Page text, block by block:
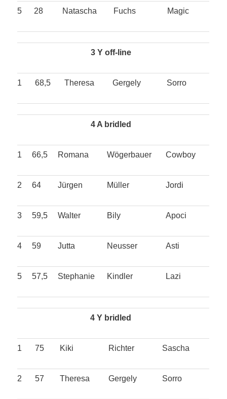
5 28 Natascha Fuchs Magic
3 Y off-line
1 68,5 Theresa Gergely Sorro
4 A bridled
1 66,5 Romana Wögerbauer Cowboy
2 64 Jürgen Müller Jordi
3 59,5 Walter Bily Apoci
4 59 Jutta Neusser Asti
5 57,5 Stephanie Kindler Lazi
4 Y bridled
1 75 Kiki Richter Sascha
2 57 Theresa Gergely Sorro